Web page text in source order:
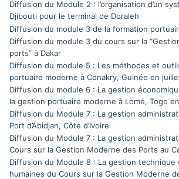
Diffusion du Module 2 : l’organisation d’un
Djibouti pour le terminal de Doraleh
Diffusion du module 3 de la formation
Diffusion du module 3 du cours sur la
ports” à Dakar
Diffusion du module 5 : Les méthodes et
portuaire moderne à Conakry, Guinée en
Diffusion du module 6 : La gestion
la gestion portuaire moderne à Lomé, Togo
Diffusion du Module 7 : La gestion
Port d’Abidjan, Côte d’Ivoire
Diffusion du Module 7 : La gestion
Cours sur la Gestion Moderne des Ports au
Diffusion du Module 8 : La gestion technique
humaines du Cours sur la Gestion Moderne